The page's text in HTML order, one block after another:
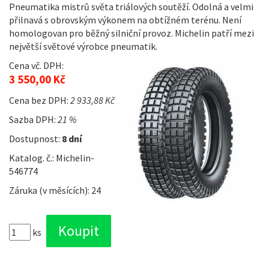
Pneumatika mistrů světa triálových soutěží. Odolná a velmi
přilnavá s obrovským výkonem na obtížném terénu. Není
homologovan pro běžný silniční provoz. Michelin patří mezi
největší světové výrobce pneumatik.
Cena vč. DPH:
3 550,00 Kč
Cena bez DPH: 2 933,88 Kč
Sazba DPH: 21 %
Dostupnost: 8 dní
Katalog. č.: Michelin-
546774
Záruka (v měsících): 24
ks